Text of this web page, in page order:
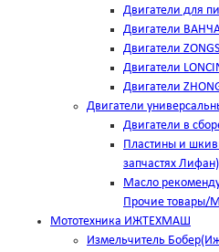
Двигатели для
Двигатели
Двигатели
Двигатели
Двигатели
Двигатели
Двигатели в
Пластины и
запчастях Лифан)
Масло
Прочие товары/
Мототехника ИЖТЕХМАШ
Измельчитель